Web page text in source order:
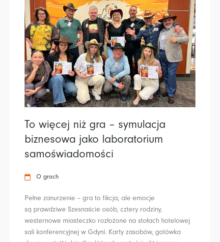
To więcej niż gra – symulacja
biznesowa jako laboratorium
samoświadomości
O grach
Pełne zanurzenie – gra to fikcja, ale emocje
są prawdziwe Szesnaście osób, cztery rodziny,
westernowe miasteczko rozłożone na stołach hotelowej
sali konferencyjnej w Gdyni. Karty zasobów, gotówka